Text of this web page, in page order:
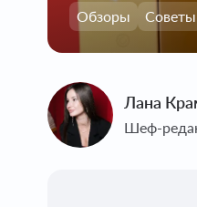
Обзоры Советы
Лана
Шеф-